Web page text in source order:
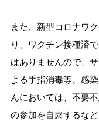
また、新型コロナワ
り、ワクチン接種済
はありませんので、
よる手指消毒等、感
んにおいては、不要
の参加を自粛するな